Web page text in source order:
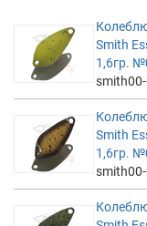
Smith
1,6гр.
Smith
1,6гр.